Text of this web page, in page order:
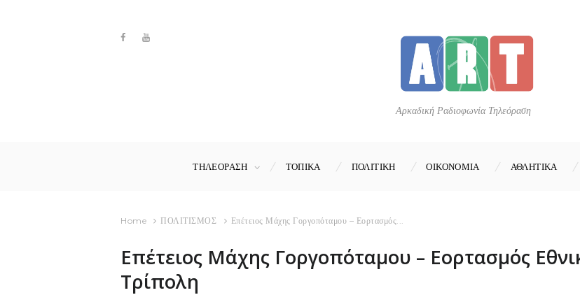
Αρκαδική Ραδιοφωνία Τηλεόραση
ΤΗΛΕΟΡΑΣΗ ΤΟΠΙΚΑ ΠΟΛΙΤΙΚΗ ΟΙΚΟΝΟΜΙΑ ΑΘΛΗΤΙΚΑ
Home ΠΟΛΙΤΙΣΜΟΣ Επέτειος Μάχης Γοργοπόταμου – Εορτασμός...
Επέτειος Μάχης Γοργοπόταμου – Εορτασμός
Τρίπολη